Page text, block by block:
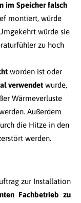
im Speicher falsch
montiert, würde
würde sie
zu hoch
worden ist oder
verwendet wurde,
Wärmeverluste
Außerdem
die Hitze in den
werden.
zur Installation
Fachbetrieb zu